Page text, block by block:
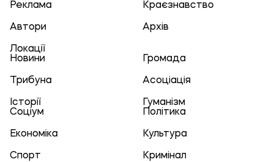
Реклама Краєзнавство
Автори Архів
Локації
Новини
Громада
Трибуна Асоціація
Історії
Гуманізм
Соціум
Політика
Економіка Культура
Спорт Кримінал